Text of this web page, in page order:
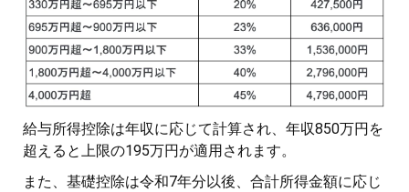
給与所得控除は年収に応じて計算され、年収850万円を
超えると上限の195万円が適用されます。
また、基礎控除は令和7年分以後、合計所得金額に応じ